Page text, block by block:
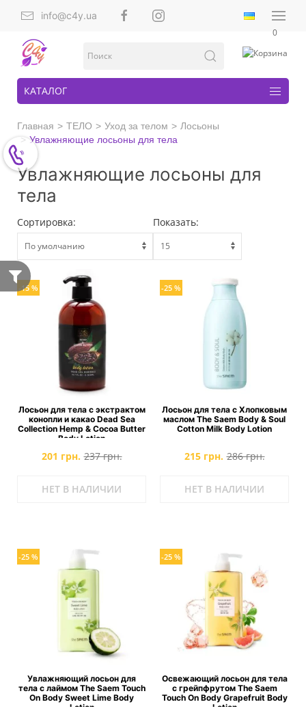
info@c4y.ua
0
КАТАЛОГ
Главная ТЕЛО Уход за телом
Лосьоны
Увлажняющие лосьоны для тела
Увлажняющие лосьоны для
тела
Сортировка: Показать:
-15 %
Лосьон для тела с экстрактом
конопли и какао Dead Sea
Collection Hemp & Cocoa Butter
Body Lotion
201 грн. 237 грн.
НЕТ В НАЛИЧИИ
-25 %
Лосьон для тела с Хлопковым
маслом The Saem Body & Soul
Cotton Milk Body Lotion
215 грн. 286 грн.
НЕТ В НАЛИЧИИ
-25 %
Увлажняющий лосьон для
тела с лаймом The Saem Touch
On Body Sweet Lime Body
Lotion
-25 %
Освежающий лосьон для тела
с грейпфрутом The Saem
Touch On Body Grapefruit Body
Lotion